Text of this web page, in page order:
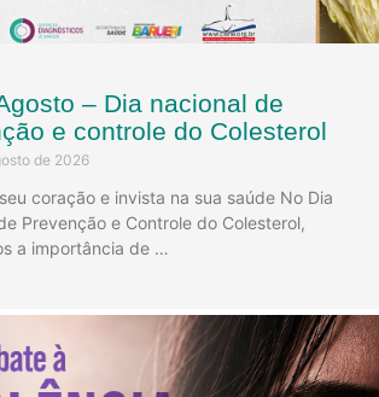
– Dia nacional de
e controle do Colesterol
de 2026
coração e invista na sua saúde No Dia
Prevenção e Controle do Colesterol,
a importância de …